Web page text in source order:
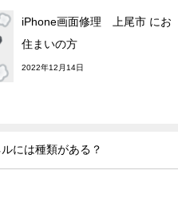
iPhone画面修理 上尾市 にお
住まいの方
2022年12月14日
には種類がある？